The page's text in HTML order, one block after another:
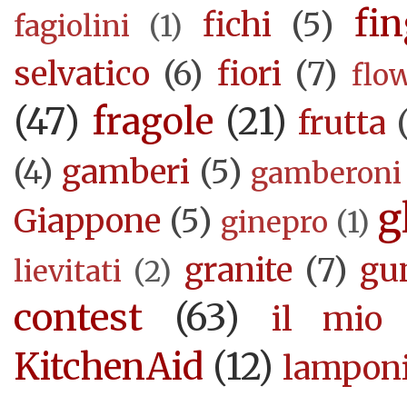
fagiolini (1) fichi (5)
selvatico (6) fiori (7)
(47) fragole (21) frutta
(4) gamberi (5) gamberoni
Giappone (5) ginepro (1)
lievitati (2) granite (7)
contest (63) il mio
KitchenAid (12)